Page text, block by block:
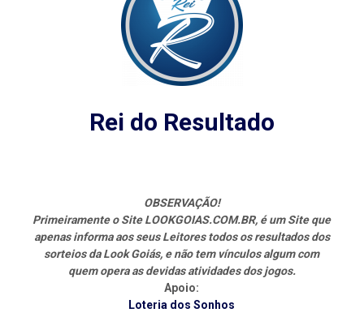
Rei do Resultado
OBSERVAÇÃO!
Primeiramente o Site LOOKGOIAS.COM.BR, é um Site que
apenas informa aos seus Leitores todos os resultados dos
sorteios da Look Goiás, e não tem vínculos algum com
quem opera as devidas atividades dos jogos.
Apoio:
Loteria dos Sonhos